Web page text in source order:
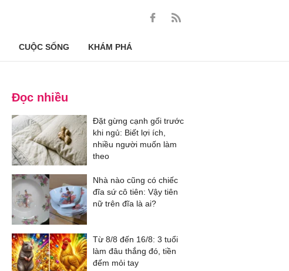
CUỘC SỐNG KHÁM PHÁ
Đọc nhiều
Đặt gừng cạnh gối trước
khi ngủ: Biết lợi ích,
nhiều người muốn làm
theo
Nhà nào cũng có chiếc
đĩa sứ cô tiên: Vậy tiên
nữ trên đĩa là ai?
Từ 8/8 đến 16/8: 3 tuổi
làm đâu thắng đó, tiền
đếm mỏi tay